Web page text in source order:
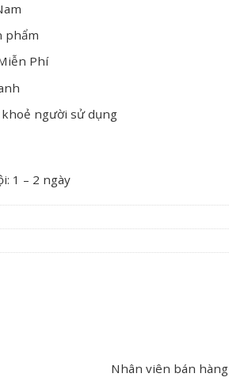
phẩm
Phí
người sử dụng
1 – 2 ngày
Nhân viên bán hàng